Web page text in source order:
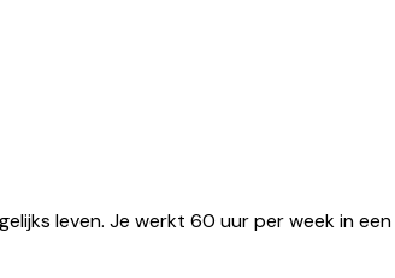
leven. Je werkt 60 uur per week in